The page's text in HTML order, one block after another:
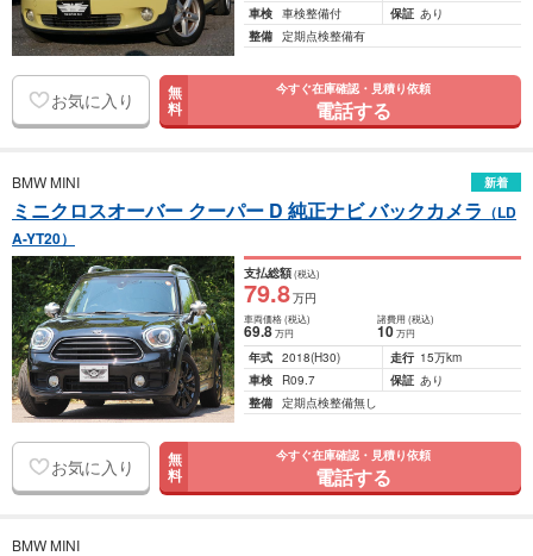
車検 車検整備付 保証 あり
整備 定期点検整備有
お気に入り 無
料
今すぐ在庫確認・見積り依頼
電話する
BMW MINI 新着
ミニクロスオーバー クーパー D 純正ナビ バックカメラ （LD
A-YT20）
支払総額(税込)
79.8万円
車両価格(税込)
69.8万円
諸費用 (税込)
10 万円
年式 2018(H30) 走行 15万km
車検
R09.7 保証 あり
整備 定期点検整備無し
お気に入り 無
料
今すぐ在庫確認・見積り依頼
電話する
BMW MINI